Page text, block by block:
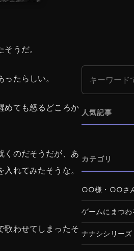
うだ。
たらしい。
めても怒るどころか
くのだそうだが、あ
れてみたそうな。
歌わせてしまったそ
人気記事
カテゴリ
○○様・○○さ
ゲームにまつ
ナナシシリーズ